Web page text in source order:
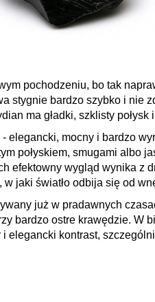
pochodzeniu, bo tak
stygnie bardzo szybko i nie
ma gładki, szklisty połysk
elegancki, mocny i bardzo
połyskiem, smugami albo
efektowny wygląd wynika z
jaki światło odbija się od
już w pradawnych
bardzo ostre krawędzie. W
elegancki kontrast,